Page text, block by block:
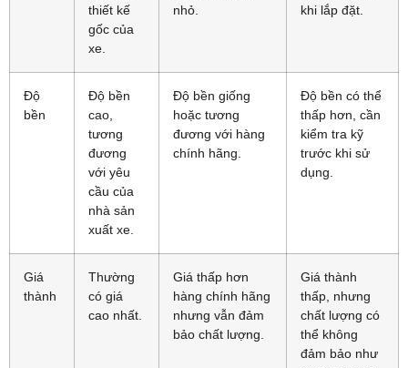
thiết kế
gốc của
xe.
nhỏ.
khi lắp đặt.
Độ
bền
Độ bền
cao,
tương
đương
với yêu
cầu của
nhà sản
xuất xe.
Độ bền giống
hoặc tương
đương với hàng
chính hãng.
Độ bền có thể
thấp hơn, cần
kiểm tra kỹ
trước khi sử
dụng.
Giá
thành
Thường
có giá
cao nhất.
Giá thấp hơn
hàng chính hãng
nhưng vẫn đảm
bảo chất lượng.
Giá thành
thấp, nhưng
chất lượng có
thể không
đảm bảo như